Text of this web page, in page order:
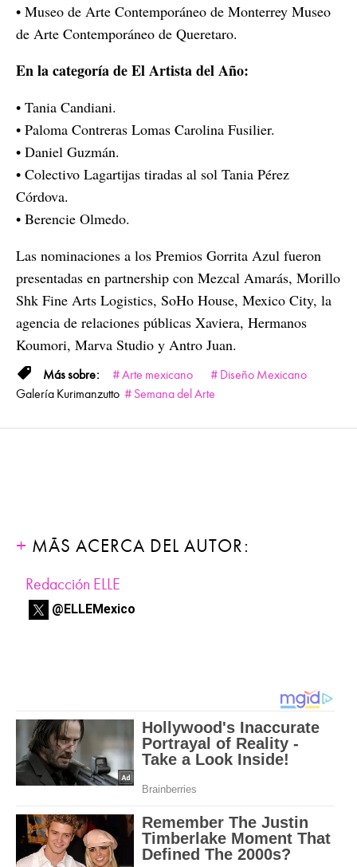
• Museo de Arte Contemporáneo de Monterrey Museo
de Arte Contemporáneo de Queretaro.
En la categoría de El Artista del Año:
• Tania Candiani.
• Paloma Contreras Lomas Carolina Fusilier.
• Daniel Guzmán.
• Colectivo Lagartijas tiradas al sol Tania Pérez
Córdova.
• Berencie Olmedo.
Las nominaciones a los Premios Gorrita Azul fueron
presentadas en partnership con Mezcal Amarás, Morillo
Shk Fine Arts Logistics, SoHo House, Mexico City, la
agencia de relaciones públicas Xaviera, Hermanos
Koumori, Marva Studio y Antro Juan.
Arte mexicano
Diseño Mexicano
Galería Kurimanzutto
Semana del Arte
MÁS ACERCA DEL AUTOR:
Redacción ELLE
@ELLEMexico